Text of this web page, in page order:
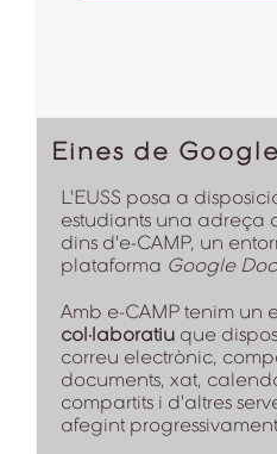
Eines de
L'EUSS posa a
estudiants una adreça
dins d'e-CAMP, un
plataforma Google
Amb e-CAMP tenim un
col·laboratiu que
correu electrònic,
documents, xat,
compartits i d'altres
afegint